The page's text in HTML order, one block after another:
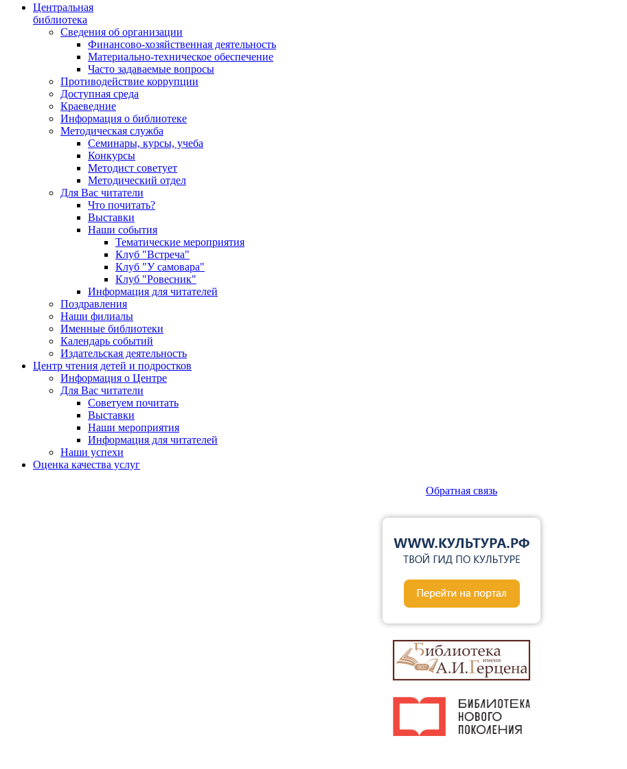
Центральная
библиотека
Сведения об организации
Финансово-хозяйственная деятельность
Материально-техническое обеспечение
Часто задаваемые вопросы
Противодействие коррупции
Доступная среда
Краеведние
Информация о библиотеке
Методическая служба
Семинары, курсы, учеба
Конкурсы
Методист советует
Методический отдел
Для Вас читатели
Что почитать?
Выставки
Наши события
Тематические мероприятия
Клуб "Встреча"
Клуб "У самовара"
Клуб "Ровесник"
Информация для читателей
Поздравления
Наши филиалы
Именные библиотеки
Календарь событий
Издательская деятельность
Центр чтения детей и подростков
Информация о Центре
Для Вас читатели
Советуем почитать
Выставки
Наши мероприятия
Информация для читателей
Наши успехи
Оценка качества услуг
Обратная связь